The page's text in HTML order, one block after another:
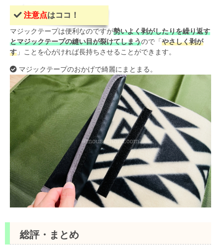
注意点はココ！
マジックテープは便利なのですが勢いよく剥がしたりを繰り返す
とマジックテープの縫い目が裂けてしまうので「 やさしく剥が
す 」ことを心がければ長持ちさせることができます。
マジックテープのおかげで綺麗にまとまる。
総評・まとめ